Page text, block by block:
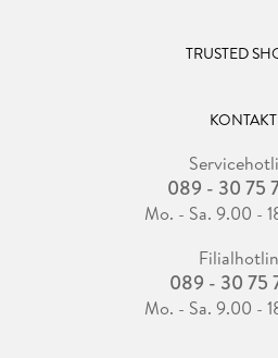
TRUSTED
KONTAKT
089 - 30 75
Mo. - Sa. 9.00 -
089 - 30 75
Mo. - Sa. 9.00 -